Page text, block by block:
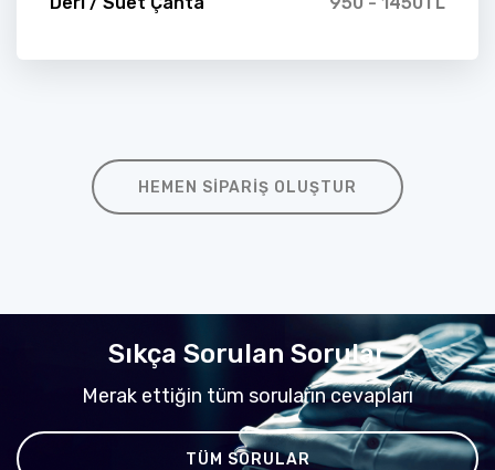
HEMEN SIPARIŞ OLUŞTUR
Sıkça Sorulan Sorular
Merak ettiğin tüm soruların cevapları
TÜM SORULAR